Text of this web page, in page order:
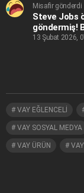
Misafir gönderdi
Steve Jobs
göndermiş!
13 Şubat 2026,
VAY EĞLENCELİ
VAY SOSYAL MEDYA
VAY ÜRÜN